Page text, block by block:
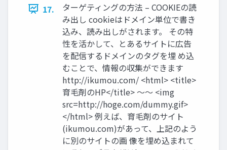
17.
ターゲティングの方法 – COOKIEの読
み出し cookieはドメイン単位で書き
込み、読み出しがされます。 その特
性を活かして、とあるサイトに広告
を配信するドメインのタグを埋 め込
むことで、情報の収集ができます
http://ikumou.com/ <html> <title>
育毛剤のHP</title> 〜〜 <img
src=http://hoge.com/dummy.gif>
</html> 例えば、育毛剤のサイト
(ikumou.com)があって、上記のよう
に別のサイトの画 像を埋め込まれて